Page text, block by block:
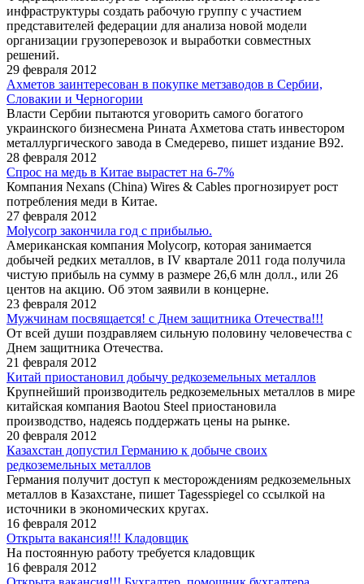
инфраструктуры создать рабочую группу с участием
представителей федерации для анализа новой модели
организации грузоперевозок и выработки совместных
решений.
29 февраля 2012
Ахметов заинтересован в покупке метзаводов в Сербии,
Словакии и Черногории
Власти Сербии пытаются уговорить самого богатого
украинского бизнесмена Рината Ахметова стать инвестором
металлургического завода в Смедерево, пишет издание B92.
28 февраля 2012
Спрос на медь в Китае вырастет на 6-7%
Компания Nexans (China) Wires & Cables прогнозирует рост
потребления меди в Китае.
27 февраля 2012
Molycorp закончила год с прибылью.
Американская компания Molycorp, которая занимается
добычей редких металлов, в IV квартале 2011 года получила
чистую прибыль на сумму в размере 26,6 млн долл., или 26
центов на акцию. Об этом заявили в концерне.
23 февраля 2012
Мужчинам посвящается! с Днем защитника Отечества!!!
От всей души поздравляем сильную половину человечества с
Днем защитника Отечества.
21 февраля 2012
Китай приостановил добычу редкоземельных металлов
Крупнейший производитель редкоземельных металлов в мире
китайская компания Baotou Steel приостановила
производство, надеясь поддержать цены на рынке.
20 февраля 2012
Казахстан допустил Германию к добыче своих
редкоземельных металлов
Германия получит доступ к месторождениям редкоземельных
металлов в Казахстане, пишет Tagesspiegel со ссылкой на
источники в экономических кругах.
16 февраля 2012
Открыта вакансия!!! Кладовщик
На постоянную работу требуется кладовщик
16 февраля 2012